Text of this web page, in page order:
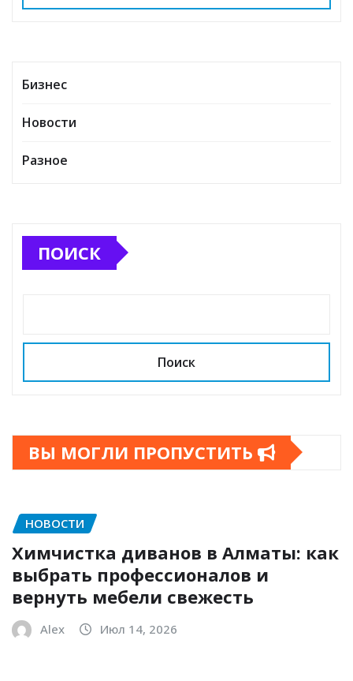
Бизнес
Новости
Разное
ПОИСК
Поиск
ВЫ МОГЛИ ПРОПУСТИТЬ
НОВОСТИ
Химчистка диванов в Алматы: как
выбрать профессионалов и
вернуть мебели свежесть
Alex Июл 14, 2026